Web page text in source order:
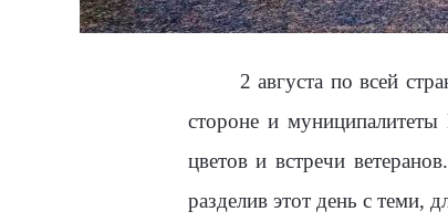
2 августа по всей
стороне и
цветов и встречи
разделив этот день с теми,